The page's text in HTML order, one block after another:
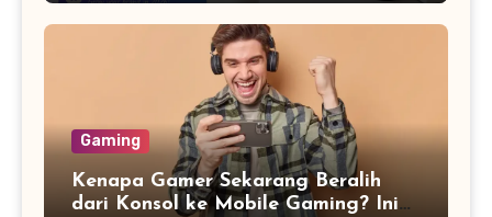
Gaming
Kenapa Gamer Sekarang Beralih
dari Konsol ke Mobile Gaming? Ini